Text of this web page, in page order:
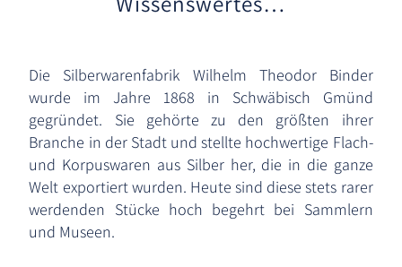
Die Silberwarenfabrik Wilhelm Theodor Binder
wurde im Jahre 1868 in Schwäbisch Gmünd
gegründet. Sie gehörte zu den größten ihrer
Branche in der Stadt und stellte hochwertige Flach-
und Korpuswaren aus Silber her, die in die ganze
Welt exportiert wurden. Heute sind diese stets rarer
werdenden Stücke hoch begehrt bei Sammlern
und Museen.